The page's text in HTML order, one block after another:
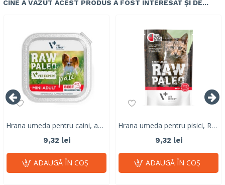
CINE A VĂZUT ACEST PRODUS A FOST INTERESAT ȘI DE...
Hrana umeda pentru caini, adult, RAW PALEO PATE, vita, 150 g
9,32 lei
ADAUGĂ ÎN COŞ
Hrana umeda pentru pisici, RAW PALEO CAT, STERILISED, carne de vita, 100 g
9,32 lei
ADAUGĂ ÎN COŞ